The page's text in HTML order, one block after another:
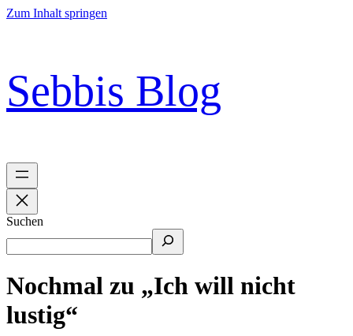
Zum Inhalt springen
Sebbis Blog
Suchen
Nochmal zu „Ich will nicht
lustig“